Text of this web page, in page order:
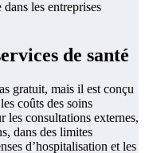
les entreprises
de santé
gratuit, mais il est conçu
coûts des soins
les consultations externes,
dans des limites
d’hospitalisation et les